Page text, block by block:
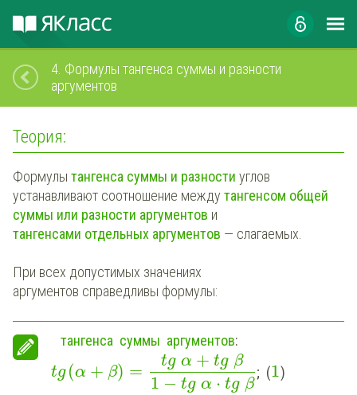
4. Формулы тангенса суммы и разности
аргументов
Теория:
Формулы тангенса суммы и разности углов
устанавливают соотношение между тангенсом общей
суммы или разности аргументов и
тангенсами отдельных аргументов — слагаемых
При всех допустимых значениях
аргументов справедливы формулы:
тангенса суммы аргументов:
tg (α + β) =
tg α + tg β
1 − tg α ⋅ tg β
; (1)